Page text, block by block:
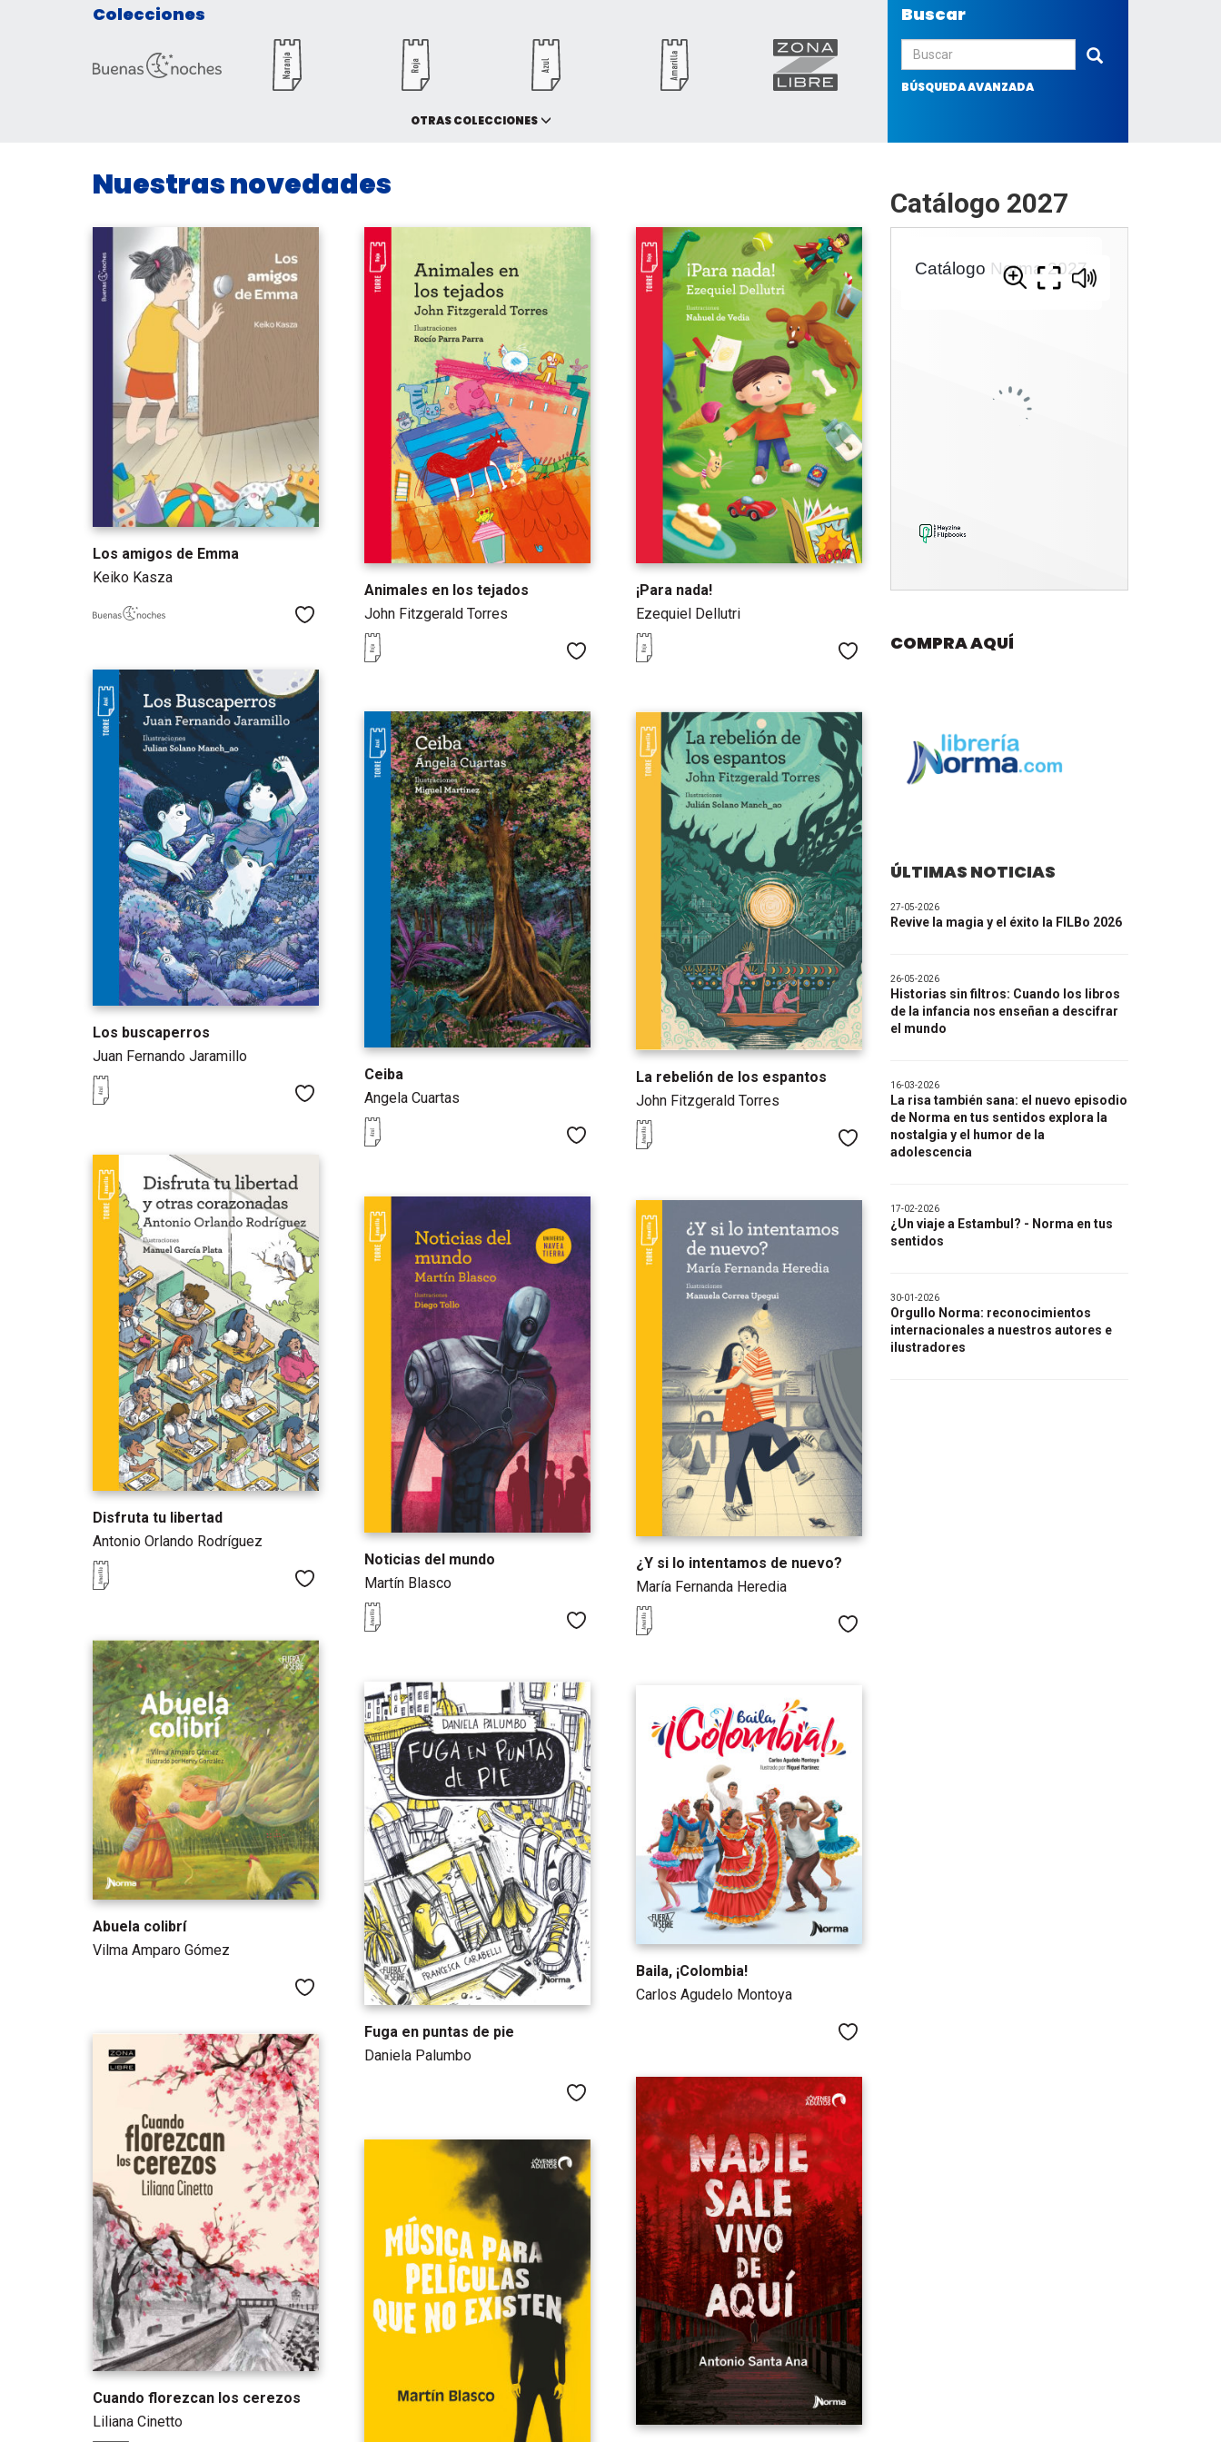
Colecciones
OTRAS COLECCIONES
Buscar
BÚSQUEDA AVANZADA
Nuestras novedades
Los amigos de Emma
Keiko Kasza
Me gusta
Animales en los tejados
John Fitzgerald Torres
Me gusta
¡Para nada!
Ezequiel Dellutri
Me gusta
Los buscaperros
Juan Fernando Jaramillo
Me gusta
Ceiba
Angela Cuartas
Me gusta
La rebelión de los espantos
John Fitzgerald Torres
Me gusta
Disfruta tu libertad
Antonio Orlando Rodríguez
Me gusta
Noticias del mundo
Martín Blasco
Me gusta
¿Y si lo intentamos de nuevo?
María Fernanda Heredia
Abuela colibrí
Vilma Amparo Gómez
Me gusta
Fuga en puntas de pie
Daniela Palumbo
Baila, ¡Colombia!
Carlos Agudelo Montoya
Cuando florezcan los cerezos
Liliana Cinetto
Catálogo 2027
COMPRA AQUÍ
ÚLTIMAS NOTICIAS
27-05-2026
Revive la magia y el éxito la FILBo 2026
26-05-2026
Historias sin filtros: Cuando los libros
de la infancia nos enseñan a descifrar
el mundo
16-03-2026
La risa también sana: el nuevo episodio
de Norma en tus sentidos explora la
nostalgia y el humor de la
adolescencia
17-02-2026
¿Un viaje a Estambul? - Norma en tus
sentidos
30-01-2026
Orgullo Norma: reconocimientos
internacionales a nuestros autores e
ilustradores